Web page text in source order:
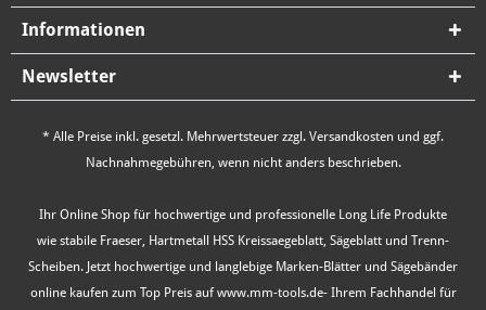
Informationen
Newsletter
* Alle Preise inkl. gesetzl. Mehrwertsteuer zzgl. Versandkosten und ggf.
Nachnahmegebühren, wenn nicht anders beschrieben.
Ihr Online Shop für hochwertige und professionelle Long Life Produkte
wie stabile Fraeser, Hartmetall HSS Kreissaegeblatt, Sägeblatt und Trenn-
Scheiben. Jetzt hochwertige und langlebige Marken-Blätter und Sägebänder
online kaufen zum Top Preis auf www.mm-tools.de- Ihrem Fachhandel für